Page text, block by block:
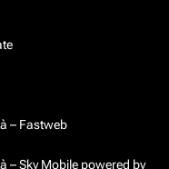
– Fastweb
– Sky Mobile powered by